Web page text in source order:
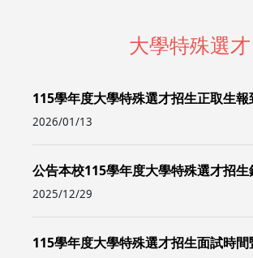
大學特殊選才
115學年度大學特殊選才招生正取生
2026/01/13
公告本校115學年度大學特殊選才招生
2025/12/29
115學年度大學特殊選才招生面試時